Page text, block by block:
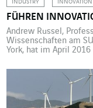
INDUSTRY INNOVATION
FÜHREN
Andrew Russel,
Wissenschaften am
York, hat im April
Notwendigkeit, eine
Maintenance zu
Schlemmer,